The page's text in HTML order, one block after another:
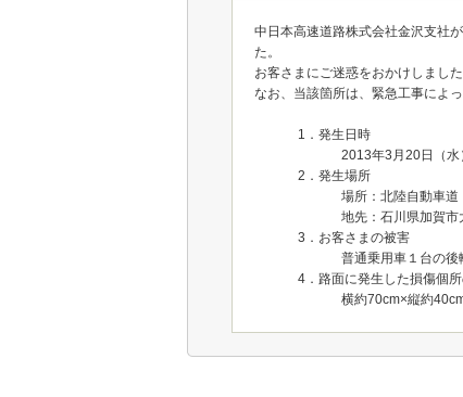
中日本高速道路株式会社金沢支社
た。
お客さまにご迷惑をおかけしまし
なお、当該箇所は、緊急工事によっ
1．発生日時
2013年3月20日（
2．発生場所
場所：北陸自動車
地先：石川県加賀市
3．お客さまの被害
普通乗用車１台の
4．路面に発生した損傷個
横約70cm×縦約